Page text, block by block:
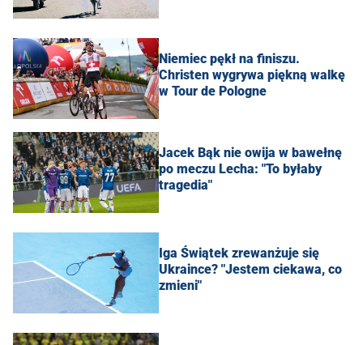
Niemiec pękł na finiszu.
Christen wygrywa piękną walkę
w Tour de Pologne
Jacek Bąk nie owija w bawełnę
po meczu Lecha: "To byłaby
tragedia"
Iga Świątek zrewanżuje się
Ukraince? "Jestem ciekawa, co
zmieni"